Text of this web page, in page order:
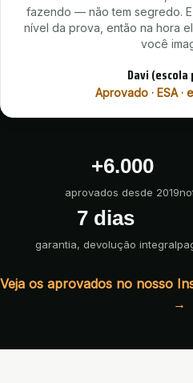
fazendo — não tem segredo.
nível da prova, então na hora
você
Davi
Aprovado · ESA ·
+6.000
aprovados desde 2019
7 dias
garantia, devolução integral
Veja os aprovados no nosso
→